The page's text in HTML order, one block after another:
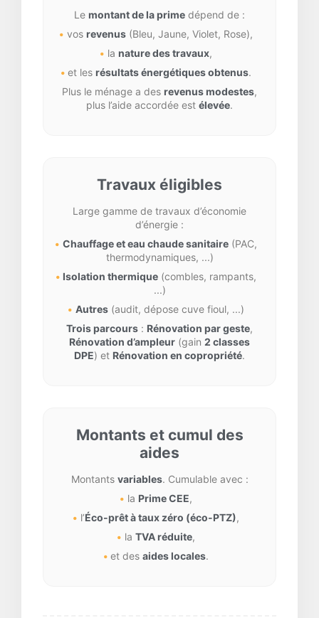
Le montant de la prime dépend de :
vos revenus(Bleu, Jaune, Violet, Rose),
la nature des travaux,
et les résultats énergétiques obtenus.
Plus le ménage a des revenus modestes,
plus l’aide accordée est élevée.
Travaux éligibles
Large gamme de travaux d’économie
d’énergie :
Chauffage et eau chaude sanitaire(PAC,
thermodynamiques, ...)
Isolation thermique (combles, rampants,
...)
Autres(audit, dépose cuve fioul, ...)
Trois parcours : Rénovation par geste,
Rénovation d’ampleur (gain 2 classes
DPE) et Rénovation en copropriété.
Montants et cumul des
aides
Montants variables. Cumulable avec :
la Prime CEE,
l’Éco-prêt à taux zéro (éco-PTZ),
la TVA réduite,
et des aides locales.